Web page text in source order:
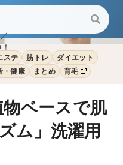
ステ 筋トレ
ダイエット
・健康 まとめ 育毛
物ベースで肌
ム」洗濯用